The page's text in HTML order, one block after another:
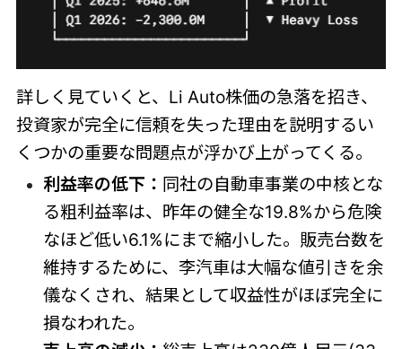
詳しく見ていくと、Li Auto株価の急落を招き、
投資家が完全に信頼を失った理由を説明するい
くつかの重要な問題点が浮かび上がってくる。
利益率の低下： 同社の自動車事業の中核とな
る粗利益率は、昨年の健全な19.8%から危険
なほど低い6.1%にまで縮小した。販売台数を
維持するために、李汽車は大幅な値引きを余
儀なくされ、結果として収益性がほぼ完全に
損なわれた。